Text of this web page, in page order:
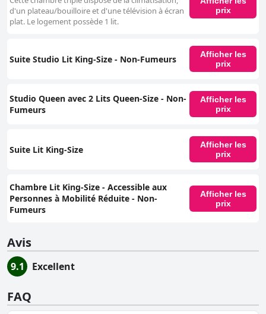
d'un plateau/bouilloire et d'une télévision à écran
plat. Le logement possède 1 lit.
prix
Suite Studio Lit King-Size - Non-Fumeurs
Afficher les
prix
Studio Queen avec 2 Lits Queen-Size - Non-
Fumeurs
Afficher les
prix
Suite Lit King-Size
Afficher les
prix
Chambre Lit King-Size - Accessible aux
Personnes à Mobilité Réduite - Non-
Fumeurs
Afficher les
prix
Avis
9.1 Excellent
FAQ